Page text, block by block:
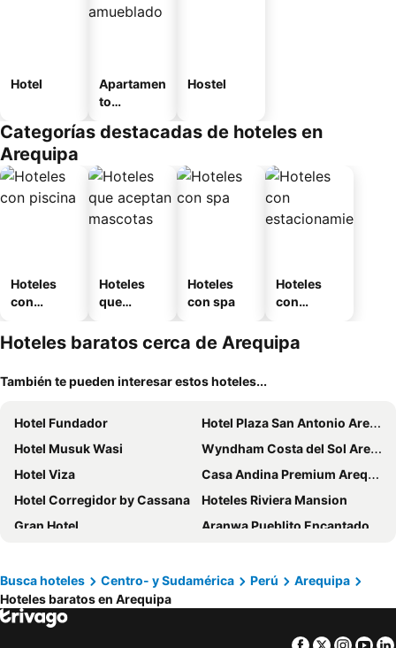
Hotel
Apartamen
to
o
Hostel
Categorías destacadas de hoteles en
Arequipa
Hoteles
con
Hoteles
que
mascotas
Hoteles
con spa
Hoteles
con
miento
Hoteles baratos cerca de Arequipa
También te pueden interesar estos hoteles...
Hotel Fundador
Hotel Plaza San Antonio Arequipa
Hotel Musuk Wasi
Wyndham Costa del Sol Arequipa
Hotel Viza
Casa Andina Premium Arequipa
Hotel Corregidor by Cassana
Hoteles Riviera Mansion
Gran Hotel
Aranwa Pueblito Encantado del Colca
qp Hotels Arequipa
Mint Hotel
Hotel Boutique Villa Elisa
Hoteles Riviera Colonial
Busca hoteles Centro- y Sudamérica Perú
Arequipa
Hoteles baratos en Arequipa
Facebook
Twitter